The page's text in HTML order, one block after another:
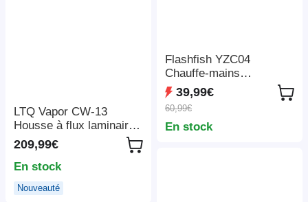
LTQ Vapor CW-13
Housse à flux laminaire,
filtre HEPA H13,
efficacité de filtration de
99,97 %, flux laminaire
vertical à double
ventilateur, alimentation
209,99€
En stock
Nouveauté
Flashfish YZC04
Chauffe-mains
Magnétiques 2-en-1,
Affichage LED en Temps
Réel, Charge Rapide
3,5H, 5000mAh*2,
39,99€
60,99€
En stock